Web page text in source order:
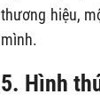
thương hiệu,
mình.
5. Hình